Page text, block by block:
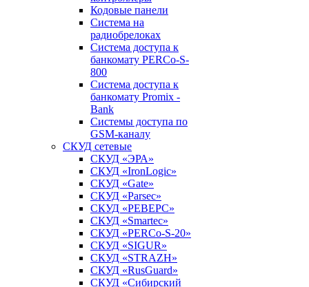
Кодовые панели
Система на
радиобрелоках
Система доступа к
банкомату PERCo-S-
800
Система доступа к
банкомату Promix -
Bank
Системы доступа по
GSM-каналу
СКУД сетевые
СКУД «ЭРА»
СКУД «IronLogic»
СКУД «Gate»
СКУД «Parsec»
СКУД «РЕВЕРС»
СКУД «Smartec»
СКУД «PERCo-S-20»
СКУД «SIGUR»
СКУД «STRAZH»
СКУД «RusGuard»
СКУД «Сибирский